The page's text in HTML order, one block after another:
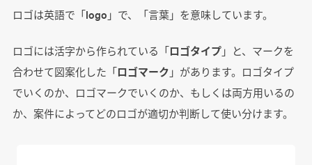
ロゴは英語で「logo」で、「言葉」を意味しています。
ロゴには活字から作られている「ロゴタイプ」と、マークを
合わせて図案化した「ロゴマーク 」があります。ロゴタイプ
でいくのか、ロゴマークでいくのか、もしくは両方用いるの
か、案件によってどのロゴが適切か判断して使い分けます。